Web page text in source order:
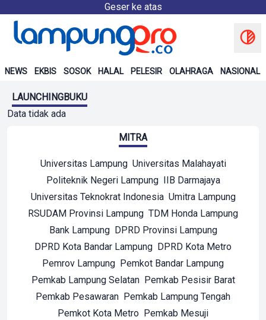
Geser ke atas
NEWS EKBIS SOSOK HALAL PELESIR OLAHRAGA NASIONAL
LAUNCHINGBUKU
Data tidak ada
MITRA
Universitas Lampung Universitas Malahayati
Politeknik Negeri Lampung IIB Darmajaya
Universitas Teknokrat Indonesia Umitra Lampung
RSUDAM Provinsi Lampung TDM Honda Lampung
Bank Lampung DPRD Provinsi Lampung
DPRD Kota Bandar Lampung DPRD Kota Metro
Pemrov Lampung Pemkot Bandar Lampung
Pemkab Lampung Selatan Pemkab Pesisir Barat
Pemkab Pesawaran Pemkab Lampung Tengah
Pemkot Kota Metro Pemkab Mesuji